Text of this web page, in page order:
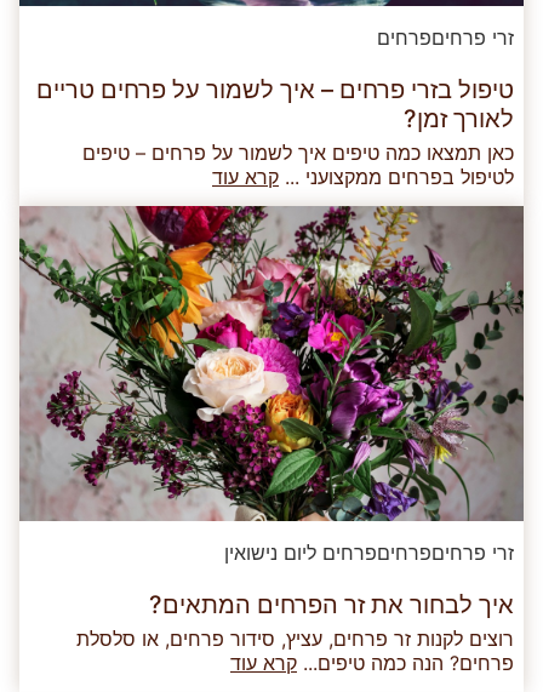
זרי פרחיםפרחים
טיפול בזרי פרחים – איך לשמור על פרחים טריים
לאורך זמן?
כאן תמצאו כמה טיפים איך לשמור על פרחים – טיפים
לטיפול בפרחים ממקצועני ... קרא עוד
זרי פרחיםפרחיםפרחים ליום נישואין
איך לבחור את זר הפרחים המתאים?
רוצים לקנות זר פרחים, עציץ, סידור פרחים, או סלסלת
פרחים? הנה כמה טיפים... קרא עוד